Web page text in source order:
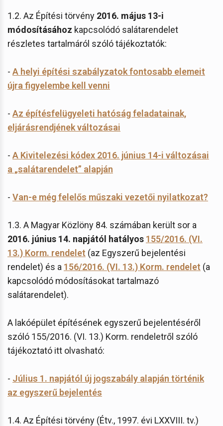
1.2. Az Építési törvény 2016. május 13-i
módosításához kapcsolódó salátarendelet
részletes tartalmáról szóló tájékoztatók:
- A helyi építési szabályzatok fontosabb elemeit
újra figyelembe kell venni
- Az építésfelügyeleti hatóság feladatainak,
eljárásrendjének változásai
- A Kivitelezési kódex 2016. június 14-i változásai
a „salátarendelet” alapján
- Van-e még felelős műszaki vezetői nyilatkozat?
1.3. A Magyar Közlöny 84. számában került sor a
2016. június 14. napjától hatályos 155/2016. (VI.
13.) Korm. rendelet (az Egyszerű bejelentési
rendelet) és a 156/2016. (VI. 13.) Korm. rendelet (a
kapcsolódó módosításokat tartalmazó
salátarendelet).
A lakóépület építésének egyszerű bejelentéséről
szóló 155/2016. (VI. 13.) Korm. rendeletről szóló
tájékoztató itt olvasható:
- Július 1. napjától új jogszabály alapján történik
az egyszerű bejelentés
1.4. Az Építési törvény (Étv., 1997. évi LXXVIII. tv.)